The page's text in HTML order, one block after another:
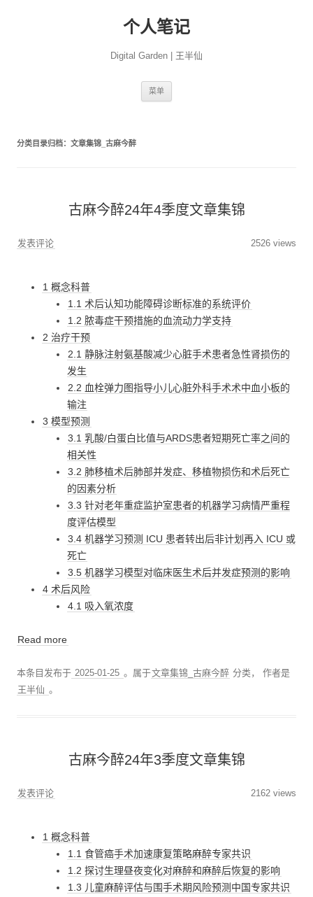
个人笔记
Digital Garden | 王半仙
菜单
分类目录归档： 文章集锦_古麻今醉
古麻今醉24年4季度文章集锦
发表评论 2526 views
1 概念科普
1.1 术后认知功能障碍诊断标准的系统评价
1.2 脓毒症干预措施的血流动力学支持
2 治疗干预
2.1 静脉注射氨基酸减少心脏手术患者急性肾损伤的
发生
2.2 血栓弹力图指导小儿心脏外科手术术中血小板的
输注
3 模型预测
3.1 乳酸/白蛋白比值与ARDS患者短期死亡率之间的
相关性
3.2 肺移植术后肺部并发症、移植物损伤和术后死亡
的因素分析
3.3 针对老年重症监护室患者的机器学习病情严重程
度评估模型
3.4 机器学习预测 ICU 患者转出后非计划再入 ICU 或
死亡
3.5 机器学习模型对临床医生术后并发症预测的影响
4 术后风险
4.1 吸入氧浓度
Read more
本条目发布于 2025-01-25 。属于文章集锦_古麻今醉 分类，作者是
王半仙 。
古麻今醉24年3季度文章集锦
发表评论 2162 views
1 概念科普
1.1 食管癌手术加速康复策略麻醉专家共识
1.2 探讨生理昼夜变化对麻醉和麻醉后恢复的影响
1.3 儿童麻醉评估与围手术期风险预测中国专家共识